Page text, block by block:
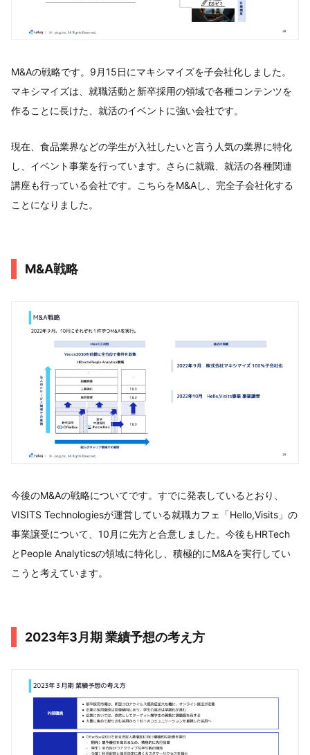
M&Aの戦略です。9月15日にマキシマイズを子会社化しました。
マキシマイズは、就職活動と新卒採用の領域で各種コンテンツを
作ることに長けた、就活のイベントに強い会社です。
現在、食品業界などの学生が入社したいと言う人気の業界に特化
し、イベント事業を行っています。さらに就職、就活の各種関連
講座も行っている会社です。こちらをM&Aし、完全子会社化する
ことになりました。
M&A戦略
今後のM&Aの戦略についてです。すでに発表しているとおり、
VISITS Technologiesが運営している就職カフェ「Hello,Visits」の
事業譲受について、10月に先方と合意しました。今後もHRTech
とPeople Analyticsの領域に特化し、積極的にM&Aを実行してい
こうと考えています。
2023年3月期 業績予想の考え方